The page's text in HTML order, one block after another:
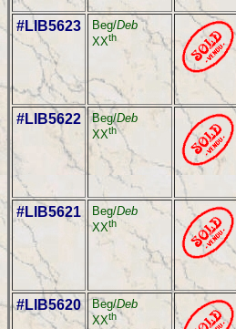
#LIB5623
Beg/Deb
XXth
#LIB5622
Beg/Deb
XXth
#LIB5621
Beg/Deb
XXth
#LIB5620
Beg/Deb
XXth